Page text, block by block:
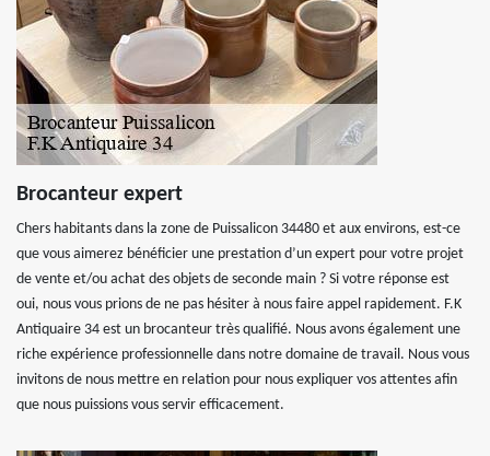
Brocanteur expert
Chers habitants dans la zone de Puissalicon 34480 et aux environs, est-ce
que vous aimerez bénéficier une prestation d’un expert pour votre projet
de vente et/ou achat des objets de seconde main ? Si votre réponse est
oui, nous vous prions de ne pas hésiter à nous faire appel rapidement. F.K
Antiquaire 34 est un brocanteur très qualifié. Nous avons également une
riche expérience professionnelle dans notre domaine de travail. Nous vous
invitons de nous mettre en relation pour nous expliquer vos attentes afin
que nous puissions vous servir efficacement.